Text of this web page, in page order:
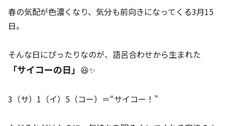
春の気配が色濃くなり、気分も前向きになってくる3月15
日。
そんな日にぴったりなのが、語呂合わせから生まれた
「サイコーの日」 😆✨
3（サ）1（イ）5（コー）＝“サイコー！”